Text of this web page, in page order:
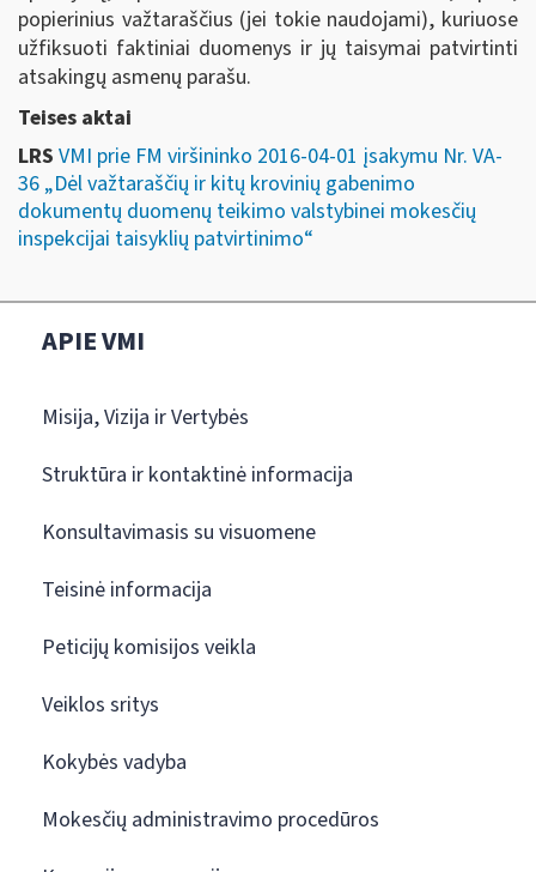
popierinius važtaraščius (jei tokie naudojami), kuriuose
užfiksuoti faktiniai duomenys ir jų taisymai patvirtinti
atsakingų asmenų parašu.
Teises aktai
LRS VMI prie FM viršininko 2016-04-01 įsakymu Nr. VA-
36 „Dėl važtaraščių ir kitų krovinių gabenimo
dokumentų duomenų teikimo valstybinei mokesčių
inspekcijai taisyklių patvirtinimo“
APIE VMI
Misija, Vizija ir Vertybės
Struktūra ir kontaktinė informacija
Konsultavimasis su visuomene
Teisinė informacija
Peticijų komisijos veikla
Veiklos sritys
Kokybės vadyba
Mokesčių administravimo procedūros